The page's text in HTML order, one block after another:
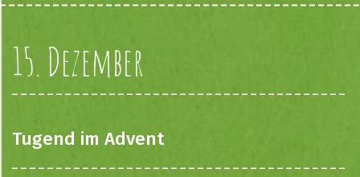
15. Dezember
Tugend im Advent